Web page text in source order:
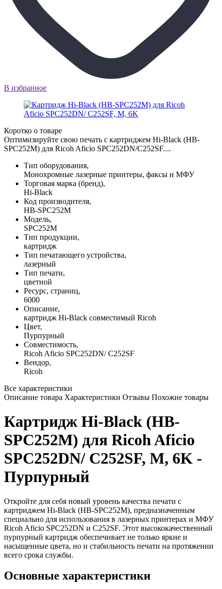
В избранное
Коротко о товаре
Оптимизируйте свою печать с картриджем Hi-Black (HB-
SPC252M) для Ricoh Aficio SPC252DN/C252SF....
Тип оборудования,
Монохромные лазерные принтеры, факсы и МФУ
Торговая марка (бренд),
Hi-Black
Код производителя,
HB-SPC252M
Модель,
SPC252M
Тип продукции,
картридж
Тип печатающего устройства,
лазерный
Тип печати,
цветной
Ресурс, страниц,
6000
Описание,
картридж Hi-Black совместимый Ricoh
Цвет,
Пурпурный
Совместимость,
Ricoh Aficio SPC252DN/ C252SF
Вендор,
Ricoh
Все характеристики
Описание товара Характеристики Отзывы Похожие товары
Картридж Hi-Black (HB-
SPC252M) для Ricoh Aficio
SPC252DN/ C252SF, M, 6K -
Пурпурный
Откройте для себя новый уровень качества печати с
картриджем Hi-Black (HB-SPC252M), предназначенным
специально для использования в лазерных принтерах и МФУ
Ricoh Aficio SPC252DN и C252SF. Этот высококачественный
пурпурный картридж обеспечивает не только яркие и
насыщенные цвета, но и стабильность печати на протяжении
всего срока службы.
Основные характеристики